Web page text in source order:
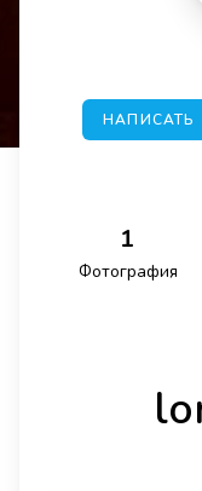
НАПИСАТЬ
1
Фотография